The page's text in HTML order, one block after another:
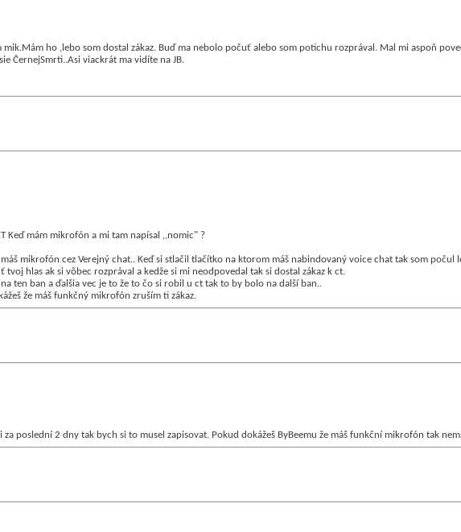
mik.Mám ho ,lebo som dostal zákaz. Buď ma nebolo počuť alebo som potichu rozprával. Mal mi aspoň
ČernejSmrti..Asi viackrát ma vidíte na JB.
Keď mám mikrofón a mi tam napísal ,,nomic" ?
mikrofón cez Verejný chat.. Keď si stlačil tlačítko na ktorom máš nabindovaný voice chat tak som počul
tvoj hlas ak si vôbec rozprával a kedže si mi neodpovedal tak si dostal zákaz k ct.
ten ban a ďalšia vec je to že to čo si robil u ct tak to by bolo na další ban..
že máš funkčný mikrofón zruším ti zákaz.
poslední 2 dny tak bych si to musel zapisovat. Pokud dokážeš ByBeemu že máš funkční mikrofón tak